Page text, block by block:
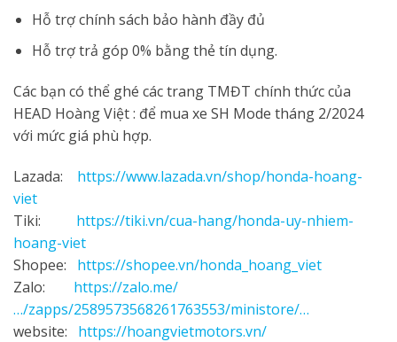
Hỗ trợ chính sách bảo hành đầy đủ
Hỗ trợ trả góp 0% bằng thẻ tín dụng.
Các bạn có thể ghé các trang TMĐT chính thức của
HEAD Hoàng Việt : để mua xe SH Mode tháng 2/2024
với mức giá phù hợp.
Lazada: https://www.lazada.vn/shop/honda-hoang-
viet
Tiki:
https://tiki.vn/cua-hang/honda-uy-nhiem-
hoang-viet
Shopee:
https://shopee.vn/honda_hoang_viet
Zalo: https://zalo.me/
…/zapps/2589573568261763553/ministore/…
website:
https://hoangvietmotors.vn/